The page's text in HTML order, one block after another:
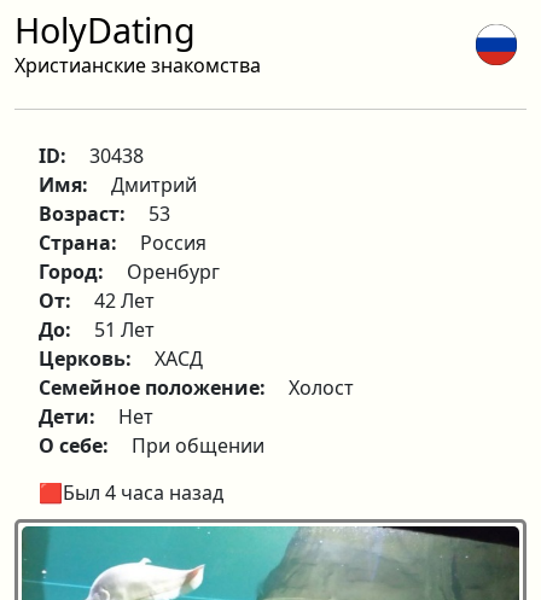
HolyDating
Христианские знакомства
ID:
30438
Имя:
Дмитрий
Возраст:
53
Страна:
Россия
Город:
Оренбург
От:
42 Лет
До:
51 Лет
Церковь:
ХАСД
Семейное положение:
Холост
Дети:
Нет
О себе:
При общении
🟥Был 4 часа назад